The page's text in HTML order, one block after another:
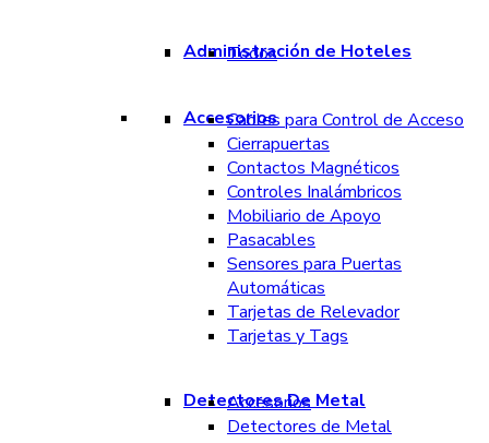
Administración de Hoteles
Todos
Accesorios
Cables para Control de Acceso
Cierrapuertas
Contactos Magnéticos
Controles Inalámbricos
Mobiliario de Apoyo
Pasacables
Sensores para Puertas
Automáticas
Tarjetas de Relevador
Tarjetas y Tags
Detectores De Metal
Accesorios
Detectores de Metal